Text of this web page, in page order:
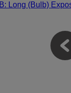
B: Long (Bulb)